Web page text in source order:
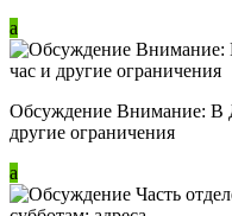
a
Обсуждение Внимание: В
другие ограничения
a